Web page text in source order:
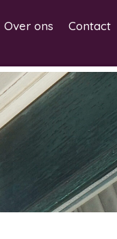
Over ons Contact